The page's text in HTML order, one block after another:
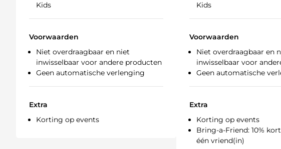
Kids
Voorwaarden
Niet overdraagbaar en niet
inwisselbaar voor andere producten
Geen automatische verlenging
Extra
Korting op events
Kids
Voorwaarden
Niet overdraagbaar en
inwisselbaar voor
Geen automatische
Extra
Korting op events
Bring-a-Friend: 10%
één vriend(in)